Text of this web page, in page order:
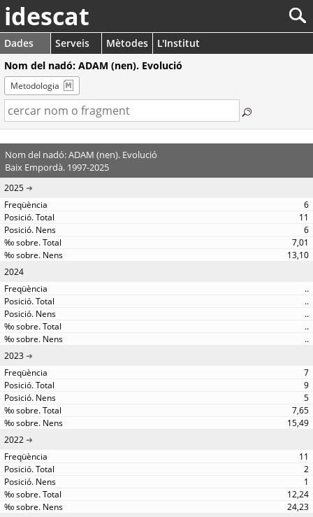
idescat
Dades Serveis Mètodes
L'Institut
Nom del nadó: ADAM (nen). Evolució
Metodologia
Nom del nadó: ADAM (nen). Evolució
Baix Empordà. 1997-2025
2025
6
11
6
7,01
13,10
2024
..
..
..
..
..
2023
7
9
5
7,65
15,49
2022
11
2
1
12,24
24,23